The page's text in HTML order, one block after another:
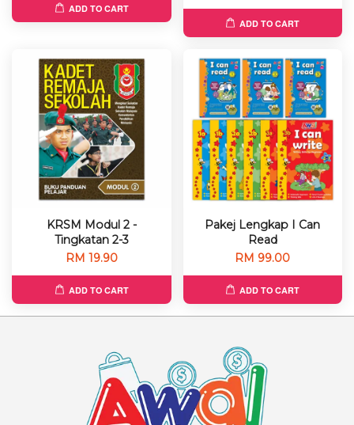
ADD TO CART
ADD TO CART
KRSM Modul 2 -
Tingkatan 2-3
RM 19.90
ADD TO CART
Pakej Lengkap I Can
Read
RM 99.00
ADD TO CART